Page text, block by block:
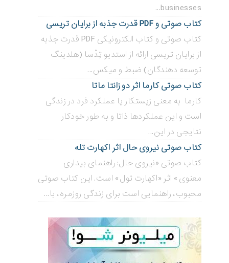
businesses...
کتاب صوتی و PDF قدرت جذبه از برایان تریسی
کتاب صوتی و کتاب الکترونیکی PDF قدرت جذبه
از برایان تریسی ارائه از استدیو تِدْسا (هلدینگ
توسعه دهندگان) ضبط و میکس...
کتاب صوتی کارما اثر دو زانتا ماتا
کارما به معنی زیستکار یا عملکرد فرد در زندگی
است و این عملکردها ذاتا و به طور خودکار
نتایجی در این...
کتاب صوتی نیروی حال اثر اکهارت تله
کتاب صوتی «نیروی حال: راهنمای بیداری
معنوی» اثر «اکهارت تول» است. این کتاب صوتی
محبوب، راهنمایی است برای زندگی روزمره، با...